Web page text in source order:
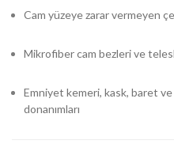
Cam yüzeye zarar vermeyen
Mikrofiber cam bezleri ve
Emniyet kemeri, kask, baret
donanımları